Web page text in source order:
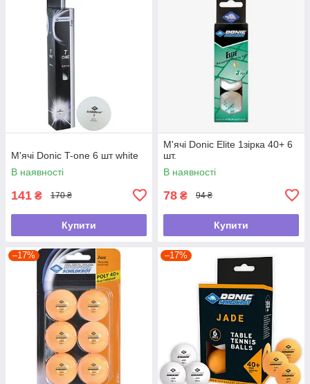
М'ячі Donic T-one 6 шт white
В наявності
141 ₴ 170 ₴
Купити
М'ячі Donic Elite 1зірка 40+ 6
шт.
В наявності
78 ₴ 94 ₴
Купити
–17% –17%